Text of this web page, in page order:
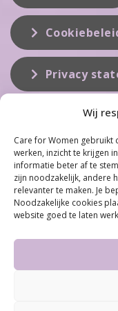
Wij
Care for Women gebruikt
werken, inzicht te krijgen
informatie beter af te
zijn noodzakelijk, andere
relevanter te maken. Je
Noodzakelijke cookies
website goed te laten
Privacy
Care for Women is de
van hormonale
behoort Care for
vakgebied...